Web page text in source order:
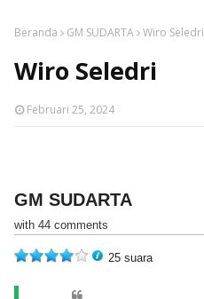
Beranda GM SUDARTA Wiro Seledri
Wiro Seledri
Februari 25, 2024
GM SUDARTA
with 44 comments
25 suara